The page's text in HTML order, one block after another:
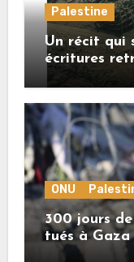
Palestine
Un récit qui
écritures
crimes
ONU
300 jours
tués à Gaza